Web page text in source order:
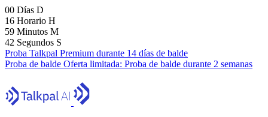
00 Días D
16 Horario H
59 Minutos M
41 Segundos S
Proba Talkpal Premium durante 14 días de balde
Proba de balde Oferta limitada: Proba de balde durante 2 semanas